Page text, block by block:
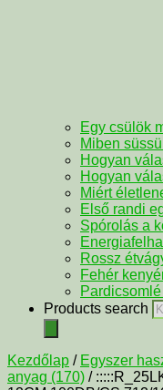
Egy csülök
Miben
Hogyan
Hogyan
Miért
Első randi
Spórolás a
Rossz
Fehér
Products search
Kezdőlap / Egyszer
anyag (170) /